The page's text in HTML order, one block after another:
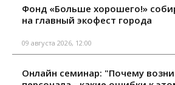
Фонд «Больше хорошего!»
на главный экофест города
09 августа 2026, 12:00
Онлайн семинар: "Почему